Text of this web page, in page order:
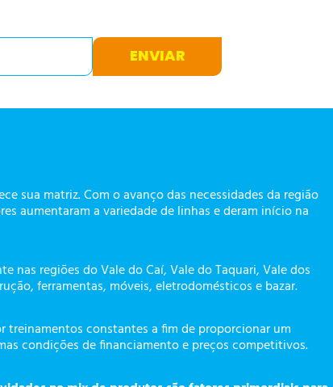
ENVIAR
sua matriz. Com o avanço das necessidades da região
aumentaram a variedade de linhas e deram início na
nas regiões do Vale do Caí, Vale do Taquari, Vale dos
ferramentas, móveis, eletrodomésticos e bazar.
treinamentos constantes a fim de proporcionar um
condições de financiamento e preços competitivos.